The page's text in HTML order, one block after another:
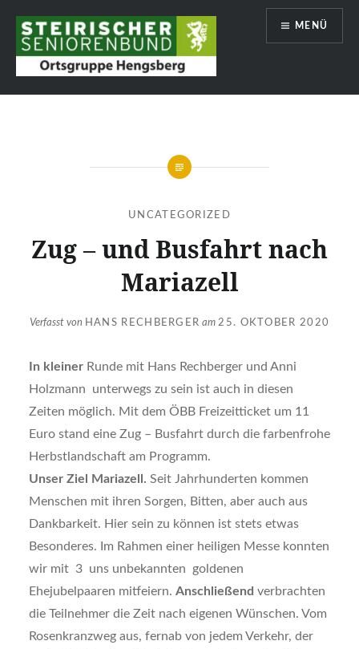
Inhalt
springen
Hengsberg
MENÜ
UNCATEGORIZED
Zug – und Busfahrt nach
Mariazell
Verfasst von HANS RECHBERGER am 25. OKTOBER 2020
In kleinerRunde mit Hans Rechberger und Anni
Holzmann unterwegs zu sein ist auch in diesen
Zeiten möglich. Mit dem ÖBB Freizeitticket um 11
Euro stand eine Zug – Busfahrt durch die farbenfrohe
Herbstlandschaft am Programm.
Unser Ziel Mariazell. Seit Jahrhunderten kommen
Menschen mit ihren Sorgen, Bitten, aber auch aus
Dankbarkeit. Hier sein zu können ist stets etwas
Besonderes. Im Rahmen einer heiligen Messe konnten
wir mit 3 uns unbekannten goldenen
Ehejubelpaaren mitfeiern. Anschließend verbrachten
die Teilnehmer die Zeit nach eigenen Wünschen. Vom
Rosenkranzweg aus, fernab von jedem Verkehr, der